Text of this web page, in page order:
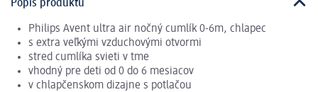
Popis produktu
Philips Avent ultra air nočný cumlík 0-6m, chlapec
s extra veľkými vzduchovými otvormi
stred cumlíka svieti v tme
vhodný pre deti od 0 do 6 mesiacov
v chlapčenskom dizajne s potlačou